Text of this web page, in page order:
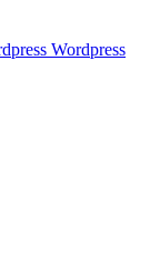
Wordpress